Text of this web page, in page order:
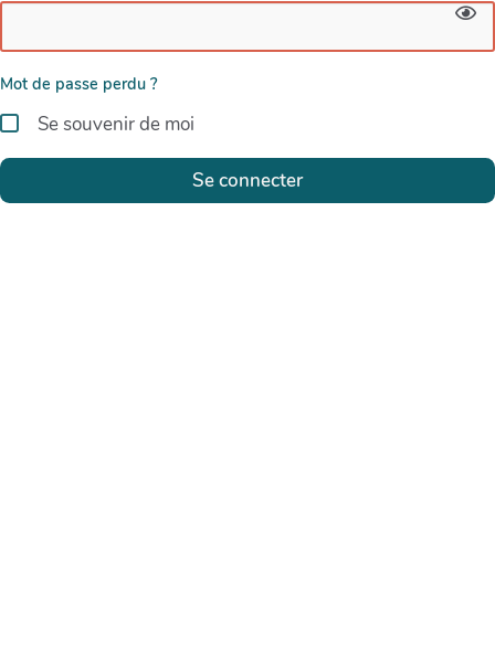
Mot de passe perdu ?
Se souvenir de moi
Se connecter